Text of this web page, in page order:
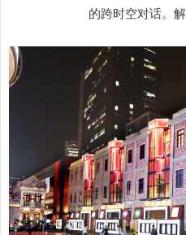
的跨时空对话。